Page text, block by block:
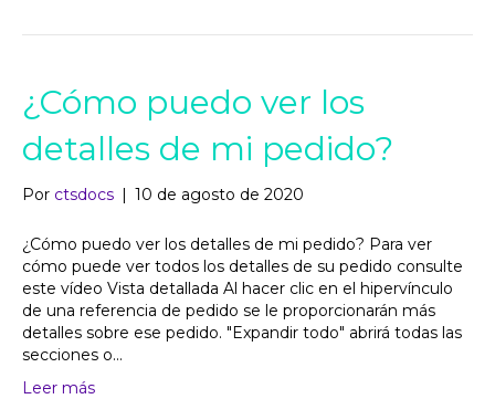
¿Cómo puedo ver los
detalles de mi pedido?
Por ctsdocs | 10 de agosto de 2020
¿Cómo puedo ver los detalles de mi pedido? Para ver
cómo puede ver todos los detalles de su pedido consulte
este vídeo Vista detallada Al hacer clic en el hipervínculo
de una referencia de pedido se le proporcionarán más
detalles sobre ese pedido. "Expandir todo" abrirá todas las
secciones o...
Leer más